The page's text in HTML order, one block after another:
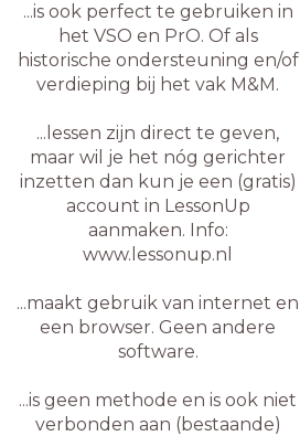
...is ook perfect te gebruiken in
het VSO en PrO. Of als
historische ondersteuning en/of
verdieping bij het vak M&M.
...lessen zijn direct te geven,
maar wil je het nóg gerichter
inzetten dan kun je een (gratis)
account in LessonUp
aanmaken. Info:
www.lessonup.nl
...maakt gebruik van internet en
een browser. Geen andere
software.
...is geen methode en is ook niet
verbonden aan (bestaande)